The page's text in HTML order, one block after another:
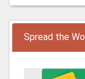
Spread the